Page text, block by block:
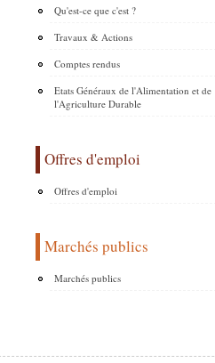
Qu'est-ce que c'est ?
Travaux & Actions
Comptes rendus
Etats Généraux de l'Alimentation et de
l'Agriculture Durable
Offres d'emploi
Offres d'emploi
Marchés publics
Marchés publics